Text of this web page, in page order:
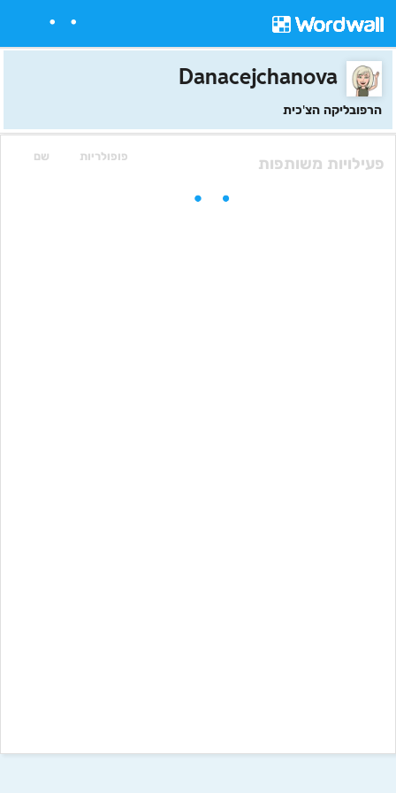
Danacejchanova
הרפובליקה הצ'כית
פופולריות שם פעילויות משותפות